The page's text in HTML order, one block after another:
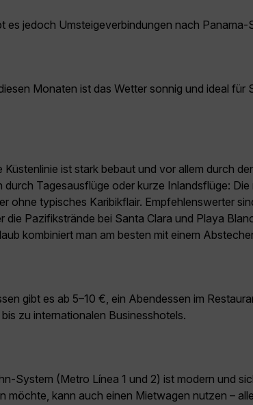
jedoch Umsteigeverbindungen nach Panama-
Monaten ist das Wetter sonnig und ideal für
ist stark bebaut und vor allem durch
Tagesausflüge oder kurze Inlandsflüge:
typisches Karibikflair. Empfehlenswerter
Pazifikstrände bei Santa Clara und Playa
kombiniert man am besten mit einem
gibt es ab 5–10 €, ein Abendessen im
zu internationalen Businesshotels.
System (Metro Línea 1 und 2) ist modern und
kann auch einen Mietwagen nutzen –